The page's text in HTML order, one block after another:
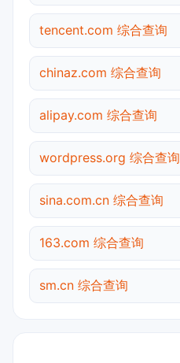
tencent.com 综合查询
chinaz.com 综合查询
alipay.com 综合查询
wordpress.org 综合查询
sina.com.cn 综合查询
163.com 综合查询
sm.cn 综合查询